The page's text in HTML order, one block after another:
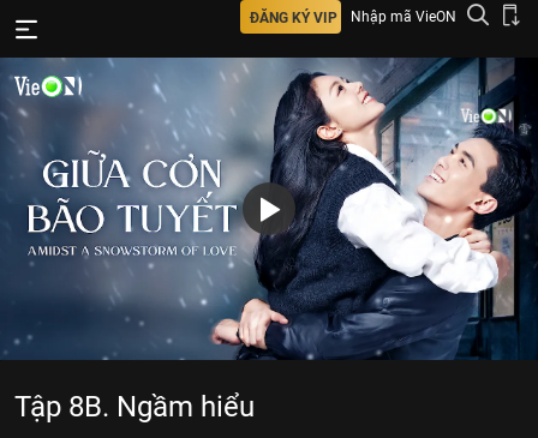
ĐĂNG KÝ VIP Nhập mã VieON
Tập 8B. Ngầm hiểu